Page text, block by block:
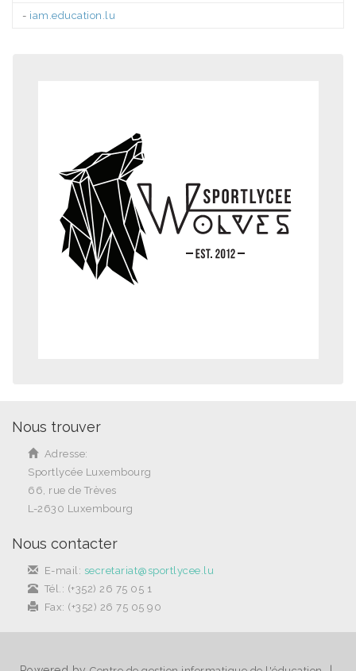
- iam.education.lu
Nous trouver
Adresse:
Sportlycée Luxembourg
66, rue de Trèves
L-2630 Luxembourg
Nous contacter
E-mail: secretariat@sportlycee.lu
Tél.: (+352) 26 75 05 1
Fax: (+352) 26 75 05 90